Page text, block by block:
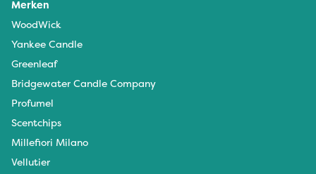
Merken
WoodWick
Yankee Candle
Greenleaf
Bridgewater Candle Company
Profumel
Scentchips
Millefiori Milano
Vellutier